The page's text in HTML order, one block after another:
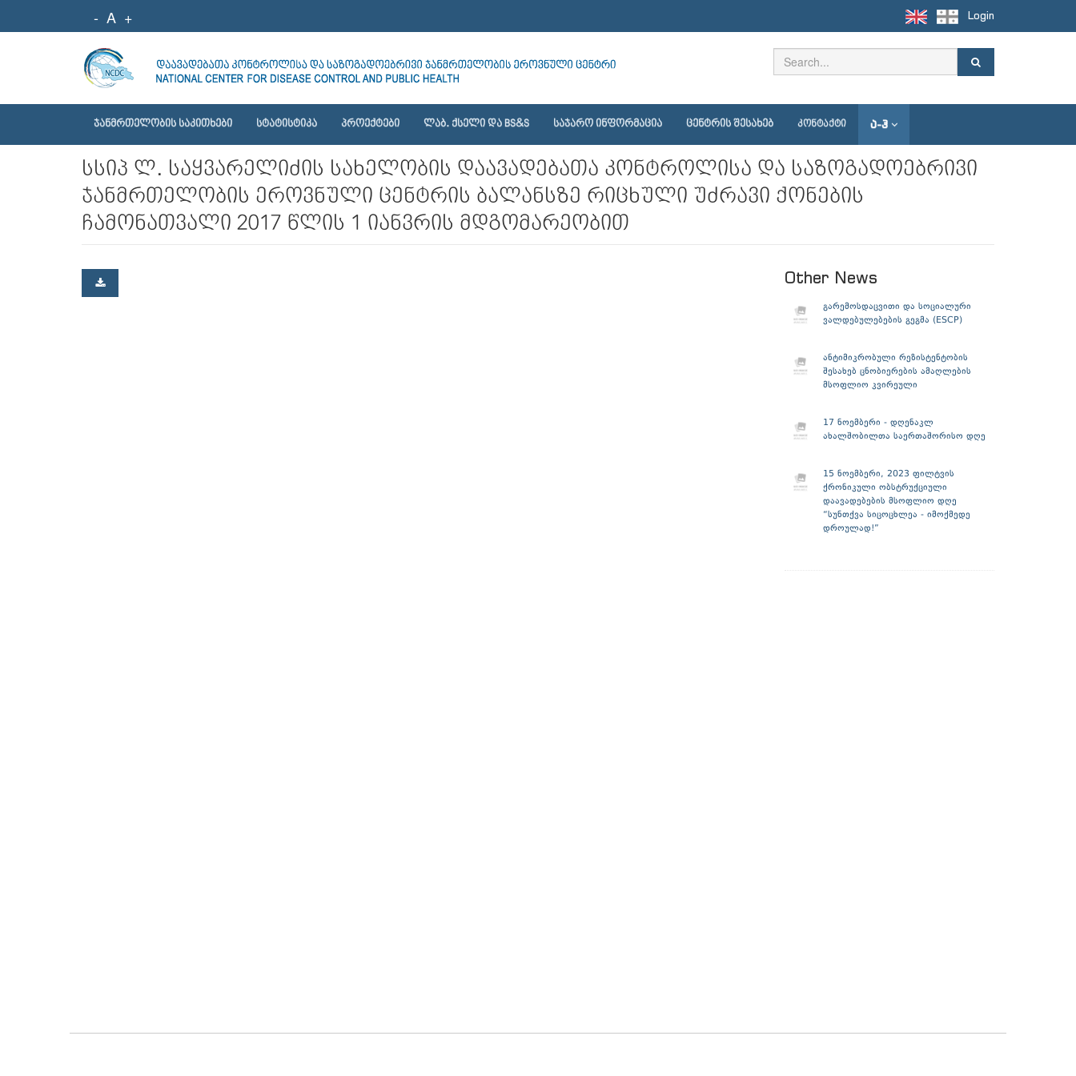
- A + Login
ᲯᲐᲜᲛᲠᲗᲔᲚᲝᲑᲘᲡ ᲡᲐᲙᲘᲗᲮᲔᲑᲘ ᲡᲢᲐᲢᲘᲡᲢᲘᲙᲐ ᲞᲠᲝᲔᲥᲢᲔᲑᲘ ᲚᲐᲑ. ᲥᲡᲔᲚᲘ ᲓᲐ BS&S ᲡᲐᲯᲐᲠᲝ ᲘᲜᲤᲝᲠᲛᲐᲪᲘᲐ ᲪᲔᲜᲢᲠᲘᲡ ᲨᲔᲡᲐᲮᲔᲑ ᲙᲝᲜᲢᲐᲥᲢᲘ Ა-Ჰ
სსიპ ლ. საყვარელიძის სახელობის დაავადებათა კონტროლისა და საზოგადოებრივი
ჯანმრთელობის ეროვნული ცენტრის ბალანსზე რიცხული უძრავი ქონების
ჩამონათვალი 2017 წლის 1 იანვრის მდგომარეობით
Other News
გარემოსდაცვითი და სოციალური
ვალდებულებების გეგმა (ESCP)
ანტიმიკრობული რეზისტენტობის
შესახებ ცნობიერების ამაღლების
მსოფლიო კვირეული
17 ნოემბერი - დღენაკლ
ახალშობილთა საერთაშორისო დღე
15 ნოემბერი, 2023 ფილტვის
ქრონიკული ობსტრუქციული
დაავადებების მსოფლიო დღე
“სუნთქვა სიცოცხლეა - იმოქმედე
დროულად!”